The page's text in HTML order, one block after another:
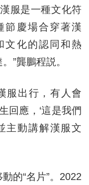
服是一種文化符
節慶場合穿著漢
文化的認同和熱
”龔鵬程説。
出行，有人會
回應，‘這是我們
主動講解漢服文
的“名片”。2022